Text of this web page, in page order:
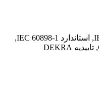
استاندارد IEC 60947-2, استاندارد IEC 60898-1,